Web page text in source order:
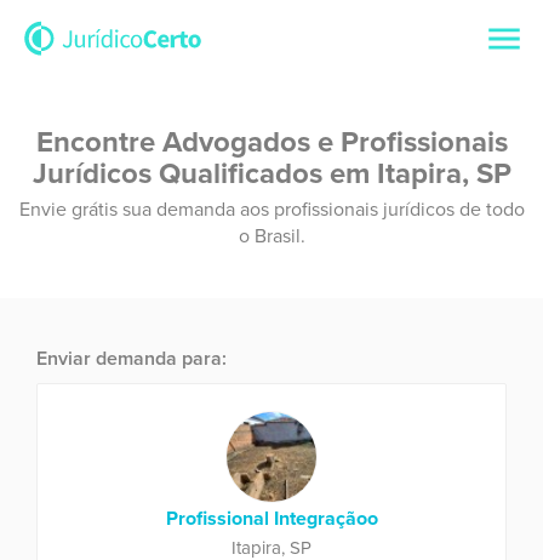
Encontre Advogados e Profissionais
Jurídicos Qualificados em Itapira, SP
Envie grátis sua demanda aos profissionais jurídicos de todo
o Brasil.
Enviar demanda para:
Profissional Integraçãoo
Itapira, SP